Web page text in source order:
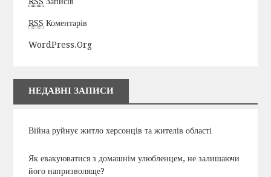
RSS Коментарів
WordPress.org
НЕДАВНІ ЗАПИСИ
Війна руйнує житло херсонців та жителів області
Як евакуюватися з домашнім улюбленцем, не залишаючи
його напризволяще?